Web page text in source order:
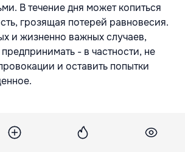
В течение дня может копиться
грозящая потерей равновесия.
и жизненно важных случаев,
- в частности, не
и оставить попытки
информативный день. Он даст им
и сравнений, поможет